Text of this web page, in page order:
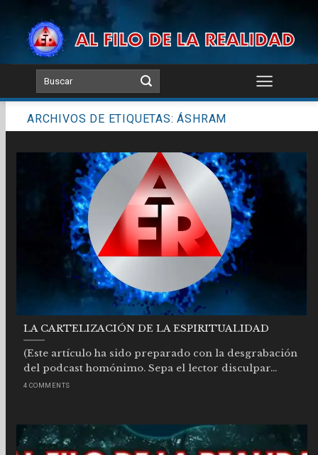
content
ARCHIVOS DE ETIQUETAS:ÁSHRAM
LA CARTELIZACIÓN DE LA ESPIRITUALIDAD
(Este artículo ha sido preparado con la desgrabación
del podcast homónimo. Sepa el lector disculpar...
4 COMMENTS